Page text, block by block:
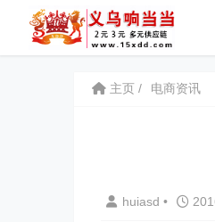
主页 电商资讯
huiasd •